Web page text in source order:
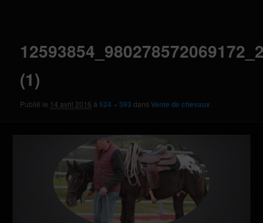
(1)
Publié le 14 avril 2016 à524 × 393 dansVente de chevaux